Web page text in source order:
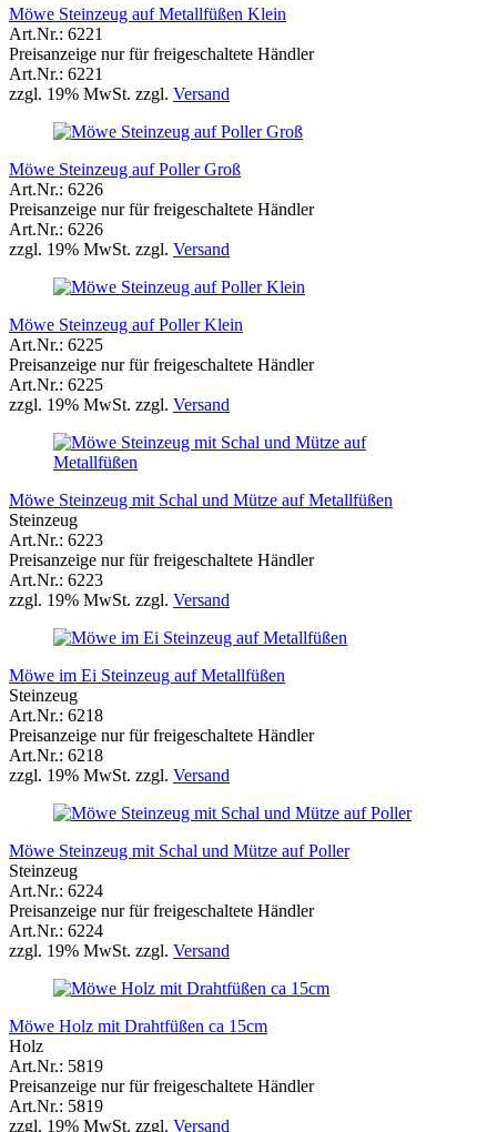
Möwe Steinzeug auf Metallfüßen Klein
Art.Nr.: 6221
Preisanzeige nur für freigeschaltete Händler
Art.Nr.: 6221
zzgl. 19% MwSt. zzgl. Versand
Möwe Steinzeug auf Poller Groß
Art.Nr.: 6226
Preisanzeige nur für freigeschaltete Händler
Art.Nr.: 6226
zzgl. 19% MwSt. zzgl. Versand
Möwe Steinzeug auf Poller Klein
Art.Nr.: 6225
Preisanzeige nur für freigeschaltete Händler
Art.Nr.: 6225
zzgl. 19% MwSt. zzgl. Versand
Möwe Steinzeug mit Schal und Mütze auf Metallfüßen
Steinzeug
Art.Nr.: 6223
Preisanzeige nur für freigeschaltete Händler
Art.Nr.: 6223
zzgl. 19% MwSt. zzgl. Versand
Möwe im Ei Steinzeug auf Metallfüßen
Steinzeug
Art.Nr.: 6218
Preisanzeige nur für freigeschaltete Händler
Art.Nr.: 6218
zzgl. 19% MwSt. zzgl. Versand
Möwe Steinzeug mit Schal und Mütze auf Poller
Steinzeug
Art.Nr.: 6224
Preisanzeige nur für freigeschaltete Händler
Art.Nr.: 6224
zzgl. 19% MwSt. zzgl. Versand
Möwe Holz mit Drahtfüßen ca 15cm
Holz
Art.Nr.: 5819
Preisanzeige nur für freigeschaltete Händler
Art.Nr.: 5819
zzgl. 19% MwSt. zzgl. Versand